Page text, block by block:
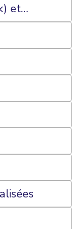
et